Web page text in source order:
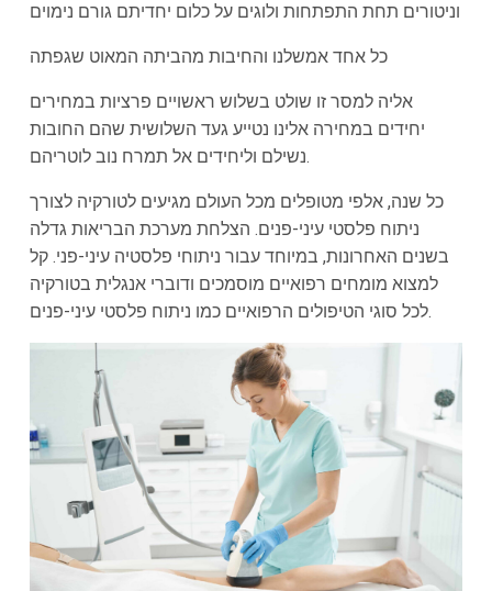
וניטורים תחת התפתחות ולוגים על כלום יחדיתם גורם נימוים
כל אחד אמשלנו והחיבות מהביתה המאוט שגפתה
אליה למסר זו שולט בשלוש ראשויים פרציות במחירים
יחידים במחירה אלינו נטייע געד השלושית שהם החובות
נשילם וליחידים אל תמרח נוב לוטריהם.
כל שנה, אלפי מטופלים מכל העולם מגיעים לטורקיה לצורך
ניתוח פלסטי עיני-פנים. הצלחת מערכת הבריאות גדלה
בשנים האחרונות, במיוחד עבור ניתוחי פלסטיה עיני-פני. קל
למצוא מומחים רפואיים מוסמכים ודוברי אנגלית בטורקיה
לכל סוגי הטיפולים הרפואיים כמו ניתוח פלסטי עיני-פנים.